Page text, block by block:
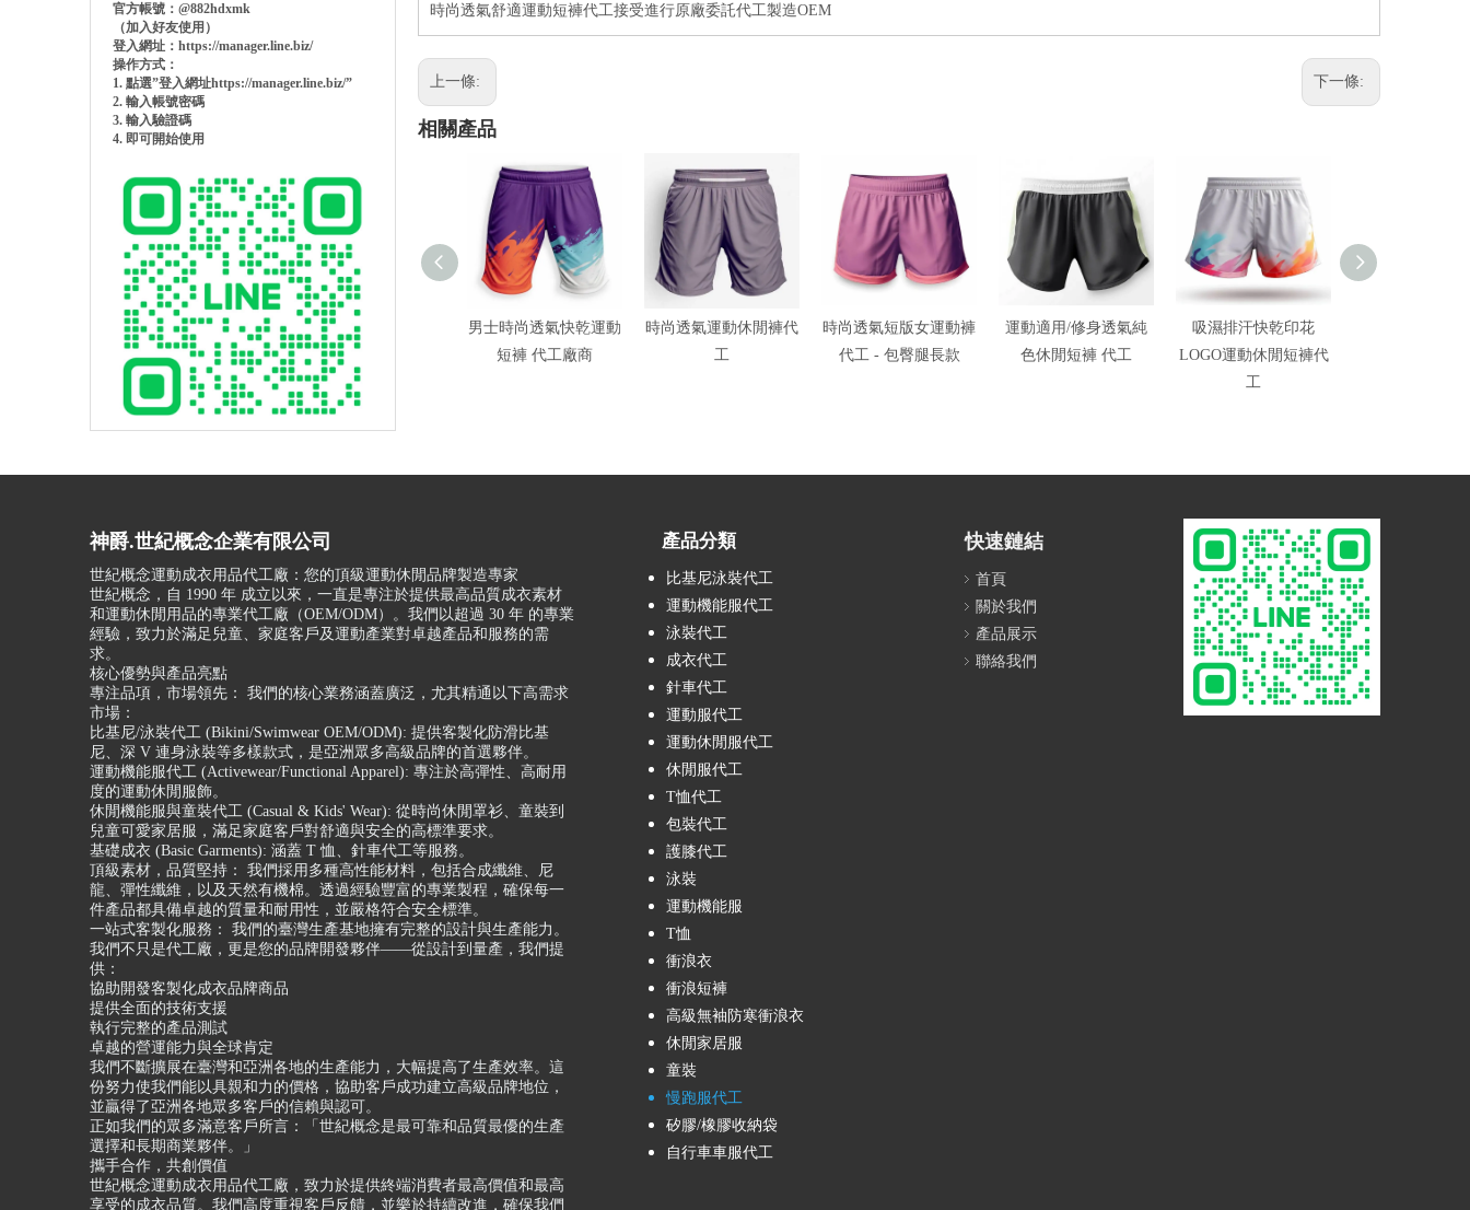
官方帳號：@882hdxmk
（加入好友使用）
登入網址：https://manager.line.biz/
操作方式：
1. 點選”登入網址https://manager.line.biz/”
2. 輸入帳號密碼
3. 輸入驗證碼
4. 即可開始使用
時尚透氣舒適運動短褲代工接受進行原廠委託代工製造OEM
上一條: 下一條:
相關產品
男士時尚透氣快乾運動
短褲 代工廠商
時尚透氣運動休閒褲代
工
時尚透氣短版女運動褲
代工 - 包臀腿長款
運動適用/修身透氣純
色休閒短褲 代工
吸濕排汗快乾印花
LOGO運動休閒短褲代
工
神爵.世紀概念企業有限公司
世紀概念運動成衣用品代工廠：您的頂級運動休閒品牌製造專家
世紀概念，自 1990 年 成立以來，一直是專注於提供最高品質成衣素材
和運動休閒用品的專業代工廠（OEM/ODM）。我們以超過 30 年 的專業
經驗，致力於滿足兒童、家庭客戶及運動產業對卓越產品和服務的需
求。
核心優勢與產品亮點
專注品項，市場領先： 我們的核心業務涵蓋廣泛，尤其精通以下高需求
市場：
比基尼/泳裝代工 (Bikini/Swimwear OEM/ODM): 提供客製化防滑比基
尼、深 V 連身泳裝等多樣款式，是亞洲眾多高級品牌的首選夥伴。
運動機能服代工 (Activewear/Functional Apparel): 專注於高彈性、高耐用
度的運動休閒服飾。
休閒機能服與童裝代工 (Casual & Kids' Wear): 從時尚休閒罩衫、童裝到
兒童可愛家居服，滿足家庭客戶對舒適與安全的高標準要求。
基礎成衣 (Basic Garments): 涵蓋 T 恤、針車代工等服務。
頂級素材，品質堅持： 我們採用多種高性能材料，包括合成纖維、尼
龍、彈性纖維，以及天然有機棉。透過經驗豐富的專業製程，確保每一
件產品都具備卓越的質量和耐用性，並嚴格符合安全標準。
一站式客製化服務： 我們的臺灣生產基地擁有完整的設計與生產能力。
我們不只是代工廠，更是您的品牌開發夥伴——從設計到量產，我們提
供：
協助開發客製化成衣品牌商品
提供全面的技術支援
執行完整的產品測試
卓越的營運能力與全球肯定
我們不斷擴展在臺灣和亞洲各地的生產能力，大幅提高了生產效率。這
份努力使我們能以具親和力的價格，協助客戶成功建立高級品牌地位，
並贏得了亞洲各地眾多客戶的信賴與認可。
正如我們的眾多滿意客戶所言：「世紀概念是最可靠和品質最優的生產
選擇和長期商業夥伴。」
攜手合作，共創價值
世紀概念運動成衣用品代工廠，致力於提供終端消費者最高價值和最高
享受的成衣品質。我們高度重視客戶反饋，並樂於持續改進，確保我們
產品分類
比基尼泳裝代工
運動機能服代工
泳裝代工
成衣代工
針車代工
運動服代工
運動休閒服代工
休閒服代工
T恤代工
包裝代工
護膝代工
泳裝
運動機能服
T恤
衝浪衣
衝浪短褲
高級無袖防寒衝浪衣
休閒家居服
童裝
慢跑服代工
矽膠/橡膠收納袋
自行車車服代工
快速鏈結
首頁
關於我們
產品展示
聯絡我們